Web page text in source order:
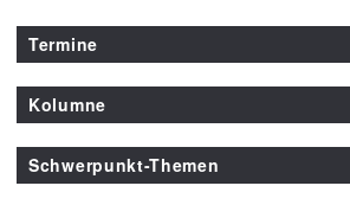
Termine
Kolumne
Schwerpunkt-Themen